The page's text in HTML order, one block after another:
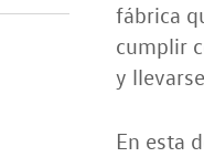
fábrica
cumplir
y
En esta